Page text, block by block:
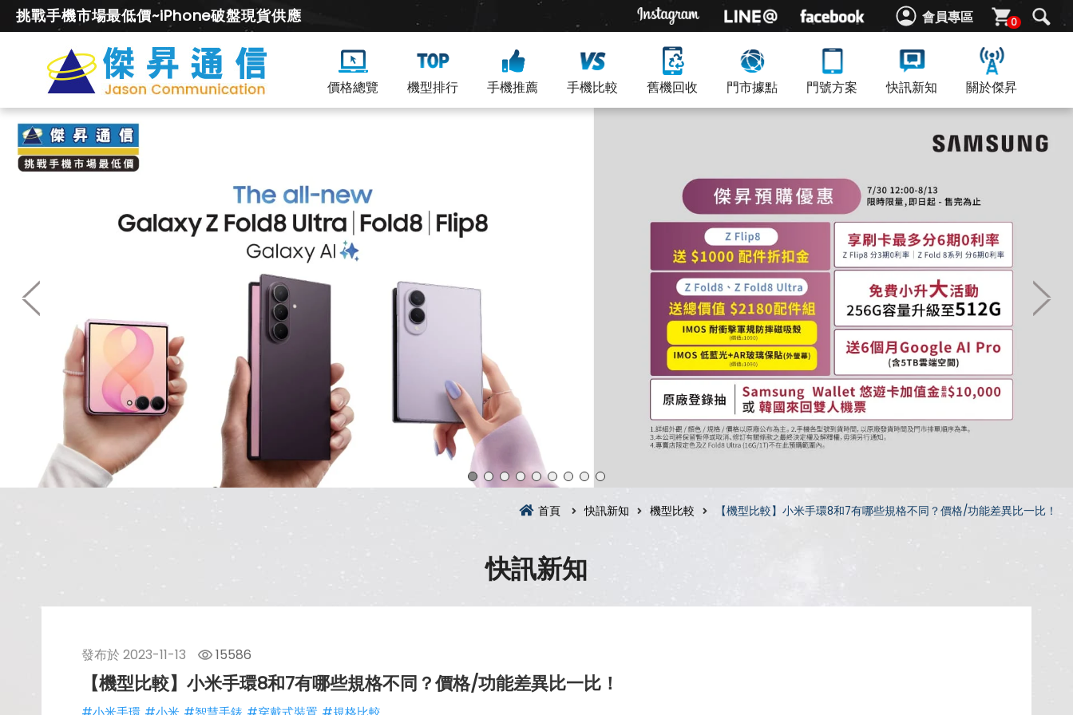
會員專區 0
挑戰手機市場最低價~iPhone破盤現貨供應
價格總覽 機型排行 手機推薦 手機比較 舊機回收 門市據點 門號方案 快訊新知 關於傑昇
首頁 快訊新知 機型比較 【機型比較】小米手環8和7有哪些規格不同？價格/功能差異比一比！
快訊新知
發布於 2023-11-13 15586
【機型比較】小米手環8和7有哪些規格不同？價格/功能差異比一比！